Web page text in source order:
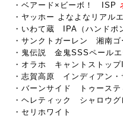
・ベアード×ビーボ！ ISP
・ヤッホー よなよなリアル
・いわて蔵 IPA（ハンドポ
・サンクトガーレン 湘南ゴ
・鬼伝説 金鬼SSSペール
・オラホ キャントストップ
・志賀高原 インディアン・
・バーンサイド トゥース
・ヘレティック シャロウグ
・セリホワイト